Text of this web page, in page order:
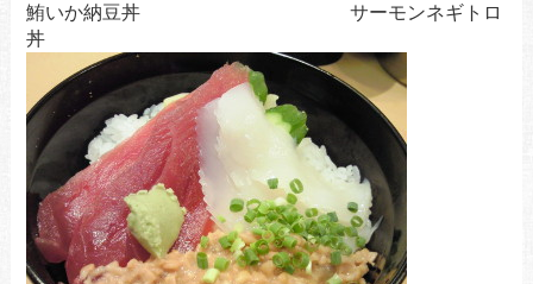
鮪いか納豆丼 サーモンネギトロ
丼